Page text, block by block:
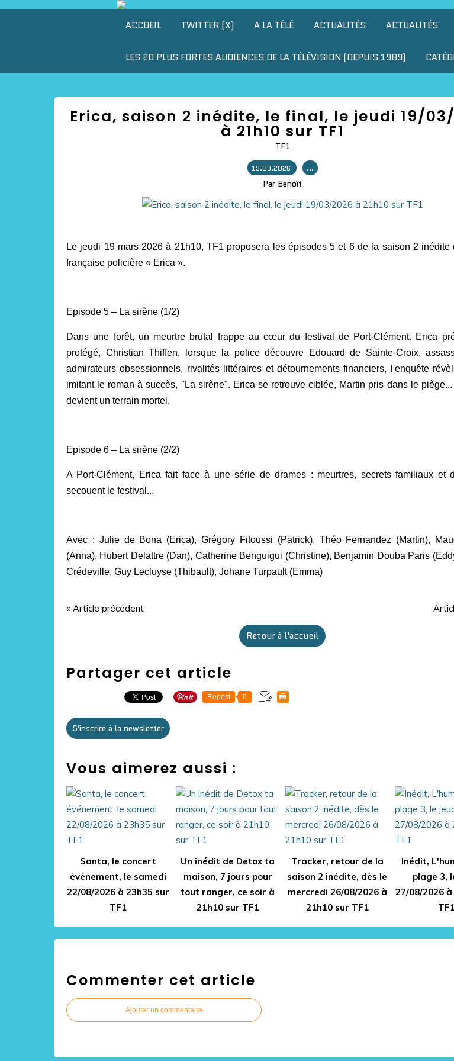
ACCUEIL TWITTER (X) A LA TÉLÉ ACTUALITÉS ACTUALITÉS
LES 20 PLUS FORTES AUDIENCES DE LA TÉLÉVISION (DEPUIS 1989)
Erica, saison 2 inédite, le final, le jeudi 19/
à 21h10 sur TF1
TF1
19.03.2026 …
Par Benoît
Le jeudi 19 mars 2026 à 21h10, TF1 proposera les épisodes 5 et 6 de la saison 2 inédite
française policière « Erica ».
Episode 5 – La sirène (1/2)
Dans une forêt, un meurtre brutal frappe au cœur du festival de Port-Clément. Erica
protégé, Christian Thiffen, lorsque la police découvre Edouard de Sainte-Croix,
admirateurs obsessionnels, rivalités littéraires et détournements financiers, l'enquête
imitant le roman à succès, "La sirène". Erica se retrouve ciblée, Martin pris dans le piège...
devient un terrain mortel.
Episode 6 – La sirène (2/2)
A Port-Clément, Erica fait face à une série de drames : meurtres, secrets familiaux et
secouent le festival...
Avec : Julie de Bona (Erica), Grégory Fitoussi (Patrick), Théo Fernandez (Martin),
(Anna), Hubert Delattre (Dan), Catherine Benguigui (Christine), Benjamin Douba Paris
Crédeville, Guy Lecluyse (Thibault), Johane Turpault (Emma)
« Article précédent
Retour à l'accueil
Partager cet article
Repost 0
S'inscrire à la newsletter
Vous aimerez aussi :
Santa, le concert
événement, le samedi
22/08/2026 à 23h35 sur
TF1
Un inédit de Detox ta
maison, 7 jours pour
tout ranger, ce soir à
21h10 sur TF1
Tracker, retour de la
saison 2 inédite, dès le
mercredi 26/08/2026 à
21h10 sur TF1
Inédit,
plage 3,
27/08/2026
Commenter cet article
Ajouter un commentaire